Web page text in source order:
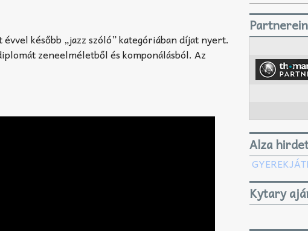
később „jazz szóló” kategóriában díjat nyert.
zeneelméletből és komponálásból. Az
Alza
Kytary